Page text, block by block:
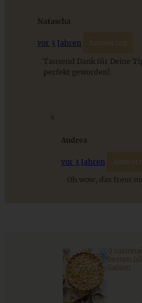
Das beste Rezept für Omas
ZUM BEITRAG
Natascha
vor 3 Jahren Antworten
Tausend Dank für Deine
perfekt geworden!
Andrea
vor 3 Jahren
Oh wow, das freut
9
besten
Saison